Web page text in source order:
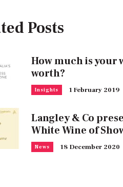
Posts
How much is your
worth?
Insights 1 February 2019
Langley & Co
White Wine of
News 18 December 2020